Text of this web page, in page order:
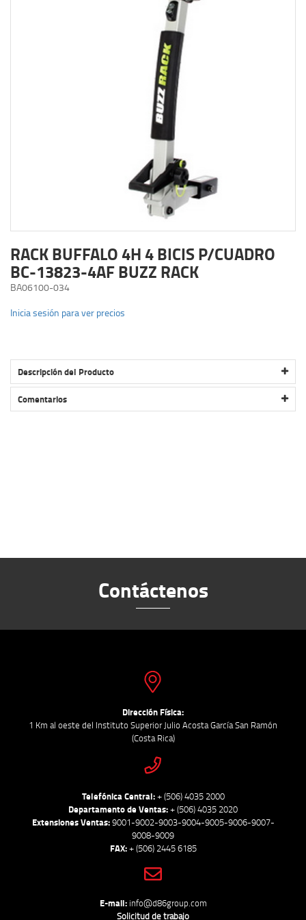
RACK BUFFALO 4H 4 BICIS P/CUADRO
BC-13823-4AF BUZZ RACK
BA06100-034
Inicia sesión para ver precios
Descripción del Producto
RACK BUFFALO 4H 4 BICIS P/CUADRO BC-13823-4AF BUZZ RACK
Comentarios
Contáctenos
Dirección Física:
1 Km al oeste del Instituto Superior Julio Acosta García San Ramón
(Costa Rica)
Telefónica Central:+ (506) 4035 2000
Departamento de Ventas:+ (506) 4035 2020
Extensiones Ventas:9001-9002-9003-9004-9005-9006-9007-
9008-9009
FAX:+ (506) 2445 6185
E-mail: info@d86group.com
Solicitud de trabajo